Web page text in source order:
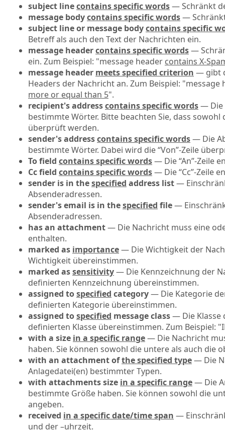
subject linecontains specific words— Schränkt
message bodycontains specific words—
subject line or message bodycontains specific
Betreff als auch den Text der Nachrichten ein.
message headercontains specific words—
ein. Zum Beispiel: "message header contains X-
message header meets specified criterion — gibt
Headers der Nachricht an. Zum Beispiel: "message
more or equal than 5".
recipient's addresscontains specific words— Die
bestimmte Wörter. Bitte beachten Sie, dass sowohl
überprüft werden.
sender's addresscontains specific words— Die
bestimmte Wörter. Dabei wird die “Von”-Zeile
To field contains specific words— Die “An”-Zeile
Cc field contains specific words— Die “Cc”-Zeile
sender is in thespecified address list—
Absenderadressen.
sender's email is in thespecified file—
Absenderadressen.
has an attachment— Die Nachricht muss eine
enthalten.
marked as importance— Die Wichtigkeit der
Wichtigkeit übereinstimmen.
marked assensitivity— Die Kennzeichnung der
definierten Kennzeichnung übereinstimmen.
assigned tospecified category— Die Kategorie
definierten Kategorie übereinstimmen.
assigned tospecified message class— Die Klasse
definierten Klasse übereinstimmen. Zum Beispiel:
with a size in a specific range— Die Nachricht
haben. Sie können sowohl die untere als auch die
with an attachment ofthe specified type— Die
Anlagedatei(en) bestimmter Typen.
with attachments size in a specific range— Die
bestimmte Größe haben. Sie können sowohl die
angeben.
received in a specific date/time span —
und der –uhrzeit.